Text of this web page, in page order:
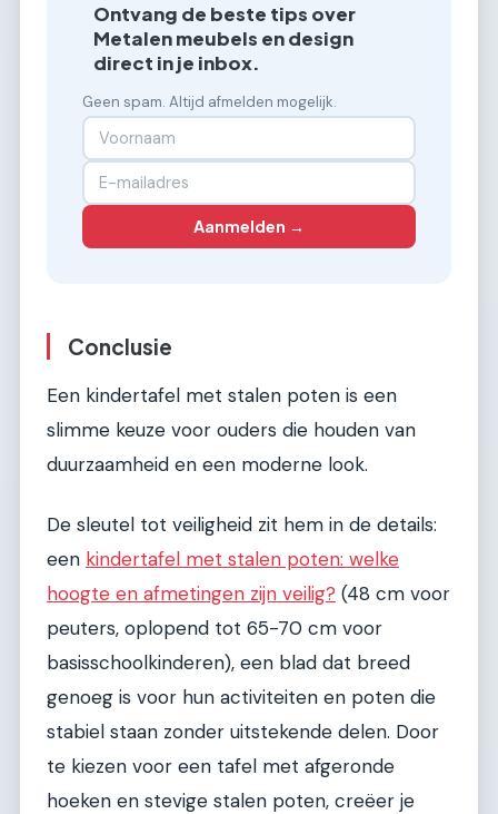
Ontvang de beste tips over
Metalen meubels en design
direct in je inbox.
Geen spam. Altijd afmelden mogelijk.
Aanmelden →
Conclusie
Een kindertafel met stalen poten is een
slimme keuze voor ouders die houden van
duurzaamheid en een moderne look.
De sleutel tot veiligheid zit hem in de details:
een kindertafel met stalen poten: welke
hoogte en afmetingen zijn veilig? (48 cm voor
peuters, oplopend tot 65-70 cm voor
basisschoolkinderen), een blad dat breed
genoeg is voor hun activiteiten en poten die
stabiel staan zonder uitstekende delen. Door
te kiezen voor een tafel met afgeronde
hoeken en stevige stalen poten, creëer je